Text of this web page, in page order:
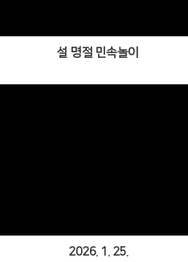
설 명절 민속놀이
2026. 1. 25.